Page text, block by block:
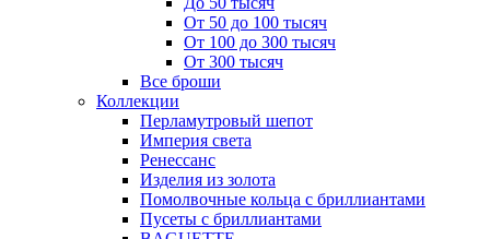
От 50 до 100 тысяч
От 100 до 300 тысяч
От 300 тысяч
Все броши
Коллекции
Перламутровый шепот
Империя света
Ренессанс
Изделия из золота
Помолвочные кольца с бриллиантами
Пусеты с бриллиантами